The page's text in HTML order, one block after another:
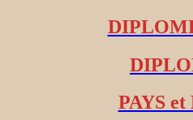
PAYS et